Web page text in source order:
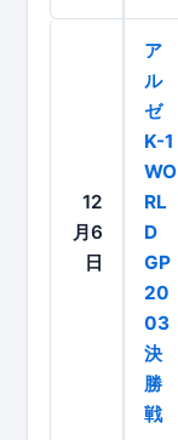
12
月6
日
ア
ル
ゼ
K-1
WO
RL
D
GP
20
03
決
勝
戦